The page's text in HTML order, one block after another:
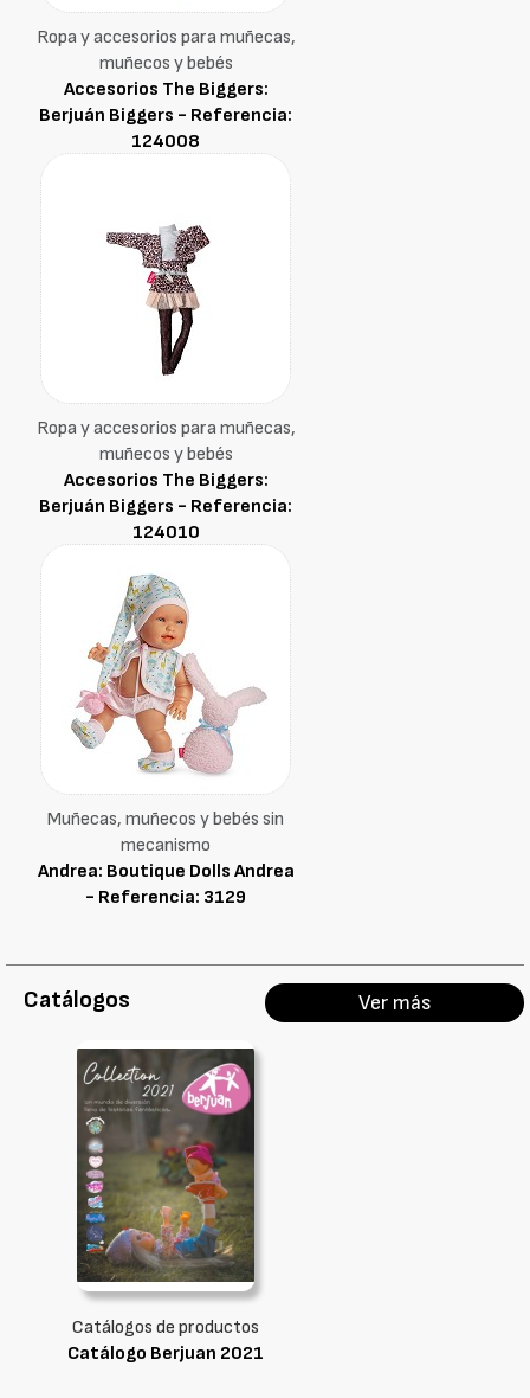
Ropa y accesorios para muñecas,
muñecos y bebés
Accesorios The Biggers:
Berjuán Biggers - Referencia:
124008
Ropa y accesorios para muñecas,
muñecos y bebés
Accesorios The Biggers:
Berjuán Biggers - Referencia:
124010
Muñecas, muñecos y bebés sin
mecanismo
Andrea: Boutique Dolls Andrea
- Referencia: 3129
Catálogos Ver más
Catálogos de productos
Catálogo Berjuan 2021